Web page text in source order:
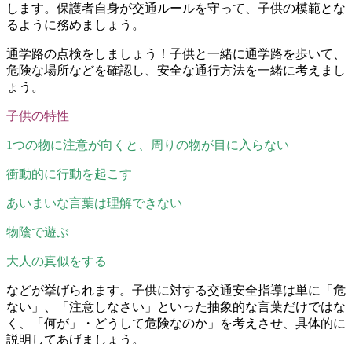
します。保護者自身が交通ルールを守って、子供の模範とな
るように務めましょう。
通学路の点検をしましょう！子供と一緒に通学路を歩いて、
危険な場所などを確認し、安全な通行方法を一緒に考えまし
ょう。
子供の特性
1つの物に注意が向くと、周りの物が目に入らない
衝動的に行動を起こす
あいまいな言葉は理解できない
物陰で遊ぶ
大人の真似をする
などが挙げられます。子供に対する交通安全指導は単に「危
ない」、「注意しなさい」といった抽象的な言葉だけではな
く、「何が」・どうして危険なのか」を考えさせ、具体的に
説明してあげましょう。